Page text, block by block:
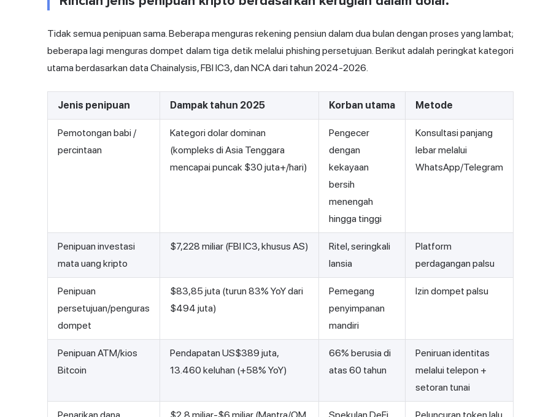
Tidak semua penipuan sama. Beberapa menguras rekening pensiun dalam dua bulan dengan proses yang lambat;
beberapa lagi menguras dompet dalam tiga detik melalui phishing persetujuan. Berikut adalah peringkat kategori
utama berdasarkan data Chainalysis, FBI IC3, dan NCA dari tahun 2024-2026.
Jenis penipuan Dampak tahun 2025 Korban utama Metode
Pemotongan babi /
percintaan
Kategori dolar dominan
(kompleks di Asia Tenggara
mencapai puncak $30 juta+/hari)
Pengecer
dengan
kekayaan
bersih
menengah
hingga tinggi
Konsultasi panjang
lebar melalui
WhatsApp/Telegram
Penipuan investasi
mata uang kripto
$7,228 miliar (FBI IC3, khusus AS)
Ritel, seringkali
lansia
Platform
perdagangan palsu
Penipuan
persetujuan/penguras
dompet
$83,85 juta (turun 83% YoY dari
$494 juta)
Pemegang
penyimpanan
mandiri
Izin dompet palsu
Penipuan ATM/kios
Bitcoin
Pendapatan US$389 juta,
13.460 keluhan (+58% YoY)
66% berusia di
atas 60 tahun
Peniruan identitas
melalui telepon +
setoran tunai